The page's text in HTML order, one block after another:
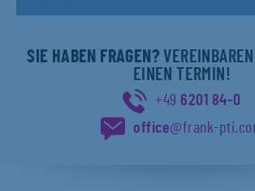
SIE HABEN FRAGEN?
EINEN TERMIN!
+49 6201 84-0
office@frank-